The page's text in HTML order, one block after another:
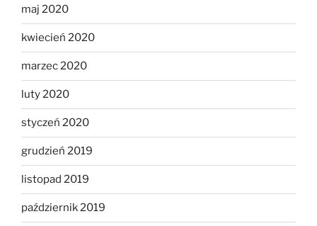
maj 2020
kwiecień 2020
marzec 2020
luty 2020
styczeń 2020
grudzień 2019
listopad 2019
październik 2019